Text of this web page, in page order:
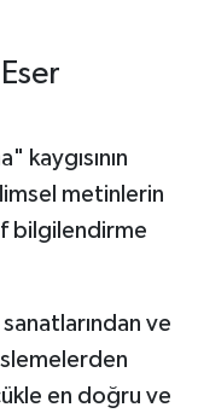
kaygısının
metinlerin
bilgilendirme
ve
en doğru ve